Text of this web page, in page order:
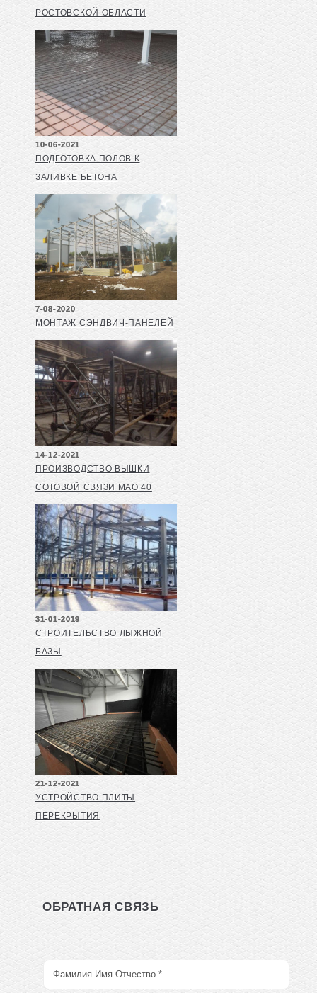
РОСТОВСКОЙ ОБЛАСТИ
10-06-2021
ПОДГОТОВКА ПОЛОВ К
ЗАЛИВКЕ БЕТОНА
7-08-2020
МОНТАЖ СЭНДВИЧ-ПАНЕЛЕЙ
14-12-2021
ПРОИЗВОДСТВО ВЫШКИ
СОТОВОЙ СВЯЗИ МАО 40
31-01-2019
СТРОИТЕЛЬСТВО ЛЫЖНОЙ
БАЗЫ
21-12-2021
УСТРОЙСТВО ПЛИТЫ
ПЕРЕКРЫТИЯ
ОБРАТНАЯ СВЯЗЬ